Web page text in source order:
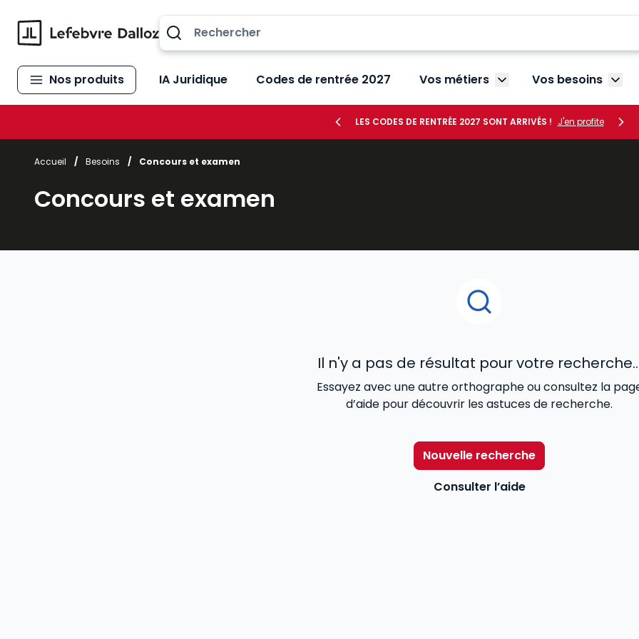
Nos produits IA Juridique Codes de rentrée 2027 Vos métiers Afficher le sous-menu
Vos besoins
LES CODES DE RENTRÉE 2027 SONT ARRIVÉS ! J'en profite
Accueil / Besoins / Concours et examen
Concours et examen
Il n'y a pas de résultat pour votre
Essayez avec une autre orthographe ou consultez la
d’aide pour découvrir les astuces de recherche.
Nouvelle recherche
Consulter l’aide